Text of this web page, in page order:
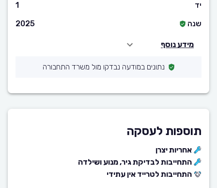
יד
1
שנה
2025
מידע נוסף
נתונים במודעה נבדקו מול משרד התחבורה
תוספות לעסקה
אחריות יצרן
התחייבות לבדיקת גיר, מנוע ושילדה
התחייבות לטרייד אין עתידי